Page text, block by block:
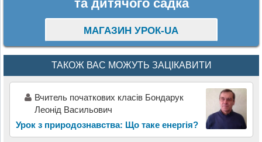
та дитячого садка
МАГАЗИН УРОК-UA
ТАКОЖ ВАС МОЖУТЬ ЗАЦІКАВИТИ
Вчитель початкових класів Бондарук
Леонід Васильович
Урок з природознавства: Що таке енергія?